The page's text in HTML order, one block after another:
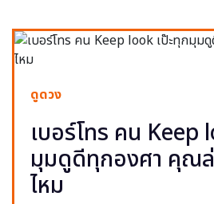
ดูดวง
เบอร์โทร คน Keep
มุมดูดีทุกองศา คุณล่
ไหม